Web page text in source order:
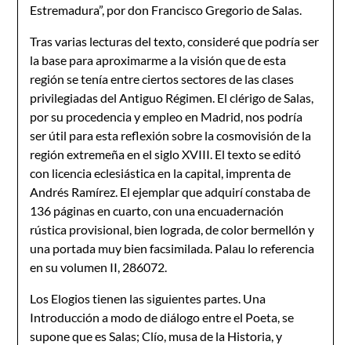
Estremadura”, por don Francisco Gregorio de Salas.
Tras varias lecturas del texto, consideré que podría ser
la base para aproximarme a la visión que de esta
región se tenía entre ciertos sectores de las clases
privilegiadas del Antiguo Régimen. El clérigo de Salas,
por su procedencia y empleo en Madrid, nos podría
ser útil para esta reflexión sobre la cosmovisión de la
región extremeña en el siglo XVIII. El texto se editó
con licencia eclesiástica en la capital, imprenta de
Andrés Ramírez. El ejemplar que adquirí constaba de
136 páginas en cuarto, con una encuadernación
rústica provisional, bien lograda, de color bermellón y
una portada muy bien facsimilada. Palau lo referencia
en su volumen II, 286072.
Los Elogios tienen las siguientes partes. Una
Introducción a modo de diálogo entre el Poeta, se
supone que es Salas; Clío, musa de la Historia, y